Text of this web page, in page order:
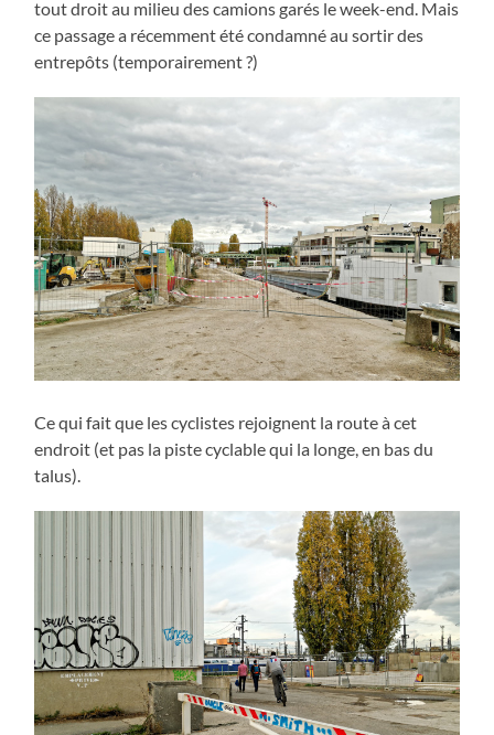
tout droit au milieu des camions garés le week-end. Mais
ce passage a récemment été condamné au sortir des
entrepôts (temporairement ?)
Ce qui fait que les cyclistes rejoignent la route à cet
endroit (et pas la piste cyclable qui la longe, en bas du
talus).